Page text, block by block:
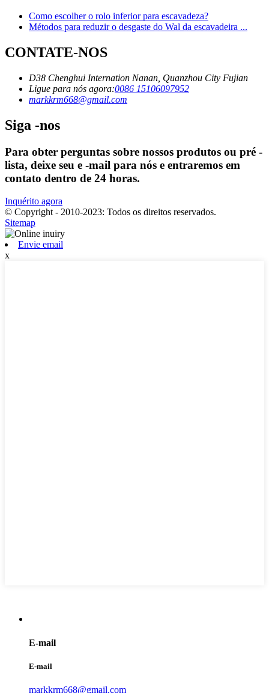
Como escolher o rolo inferior para escavadeza?
Métodos para reduzir o desgaste do Wal da escavadeira ...
CONTATE-NOS
D38 Chenghui Internation Nanan, Quanzhou City Fujian
Ligue para nós agora:0086 15106097952
markkrm668@gmail.com
Siga -nos
Para obter perguntas sobre nossos produtos ou pré -
lista, deixe seu e -mail para nós e entraremos em
contato dentro de 24 horas.
Inquérito agora
© Copyright - 2010-2023: Todos os direitos reservados.
Sitemap
Envie email
x
E-mail
E-mail
markkrm668@gmail.com